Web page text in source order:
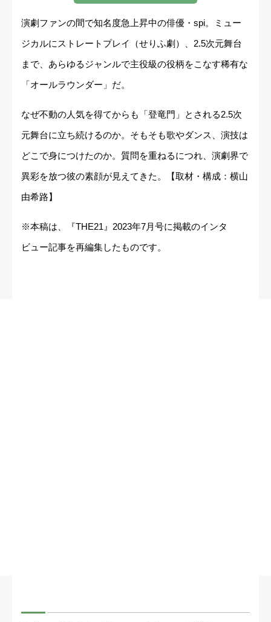
演劇ファンの間で知名度急上昇中の俳優・spi。ミュー
ジカルにストレートプレイ（せりふ劇）、2.5次元舞台
まで、あらゆるジャンルで主役級の役柄をこなす稀有な
「オールラウンダー」だ。
なぜ不動の人気を得てからも「登竜門」とされる2.5次
元舞台に立ち続けるのか。そもそも歌やダンス、演技は
どこで身につけたのか。質問を重ねるにつれ、演劇界で
異彩を放つ彼の素顔が見えてきた。【取材・構成：横山
由希路】
※本稿は、『THE21』2023年7月号に掲載のインタ
ビュー記事を再編集したものです。